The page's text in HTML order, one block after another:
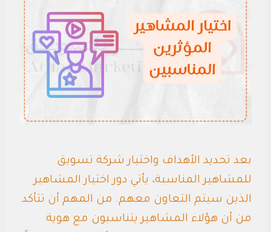
بعد تحديد الأهداف واختيار شركة تسويق
للمشاهير المناسبة، يأتي دور اختيار المشاهير
الذين سيتم التعاون معهم. من المهم أن تتأكد
من أن هؤلاء المشاهير يتناسبون مع هوية